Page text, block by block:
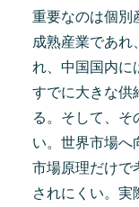
重要なのは個別
成熟産業であれ
れ、中国国内に
すでに大きな供
る。そして、そ
い。世界市場へ
市場原理だけで
されにくい。実